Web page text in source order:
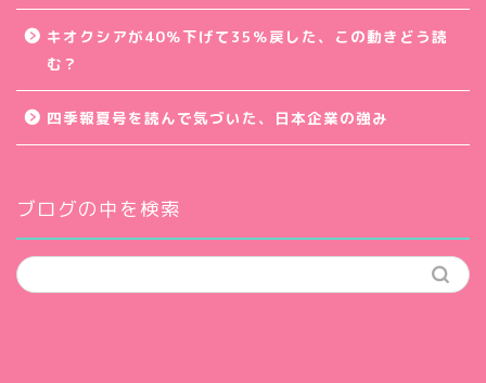
キオクシアが40％下げて35％戻した、この動きどう読
む？
四季報夏号を読んで気づいた、日本企業の強み
ブログの中を検索